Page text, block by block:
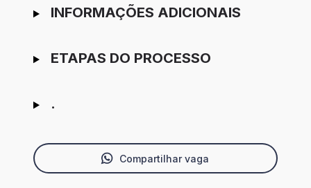
INFORMAÇÕES ADICIONAIS
ETAPAS DO PROCESSO
.
Compartilhar vaga